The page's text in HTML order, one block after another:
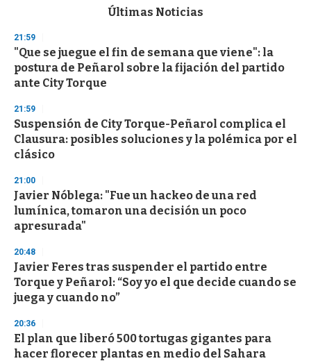
d
s
o
f
3
s
e
c
o
n
Últimas Noticias
21:59
"Que se juegue el fin de semana que viene": la
postura de Peñarol sobre la fijación del partido
ante City Torque
21:59
Suspensión de City Torque-Peñarol complica el
Clausura: posibles soluciones y la polémica por el
clásico
21:00
Javier Nóblega: "Fue un hackeo de una red
lumínica, tomaron una decisión un poco
apresurada"
20:48
Javier Feres tras suspender el partido entre
Torque y Peñarol: “Soy yo el que decide cuando se
juega y cuando no”
20:36
El plan que liberó 500 tortugas gigantes para
hacer florecer plantas en medio del Sahara